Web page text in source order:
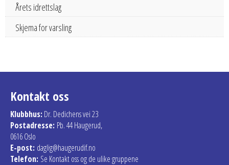
Årets idrettslag
Skjema for varsling
Kontakt oss
Klubbhus: Dr. Dedichens vei 23
Postadresse: Pb. 44 Haugerud,
0616 Oslo
E-post: daglig@haugerudif.no
Telefon: Se Kontakt oss og de ulike gruppene